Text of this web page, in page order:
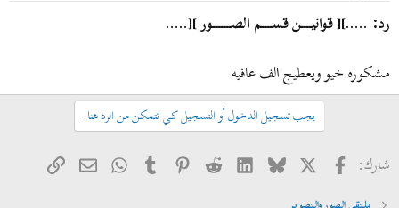
رد: .....][ قوانيــــن قســــم الصـــــــور ][.....
مشكوره خيو ويعطيج الف عافيه
يجب تسجيل الدخول أو التسجيل كي تتمكن من الرد هنا.
شارك: فيسبوك
X
Bluesky
LinkedIn
Reddit
Pinterest
Tumblr
WhatsApp
البريدالرابط